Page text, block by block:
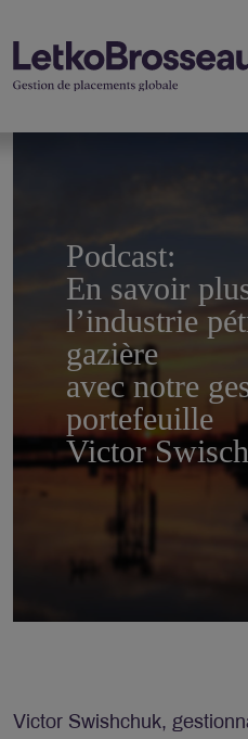
Podcast:
En savoir
l’industrie
gazière
avec notre
portefeuille
Victor
Victor Swishchuk,